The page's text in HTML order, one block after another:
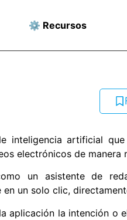
⚙️ Recursos
inteligencia artificial
electrónicos de manera
un asistente de
en un solo clic,
aplicación la intención o